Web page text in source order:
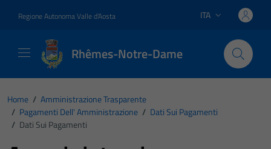
Regione Autonoma Valle d'Aosta Lingua attiva:
ITA
Rhêmes-Notre-Dame
Home / Amministrazione Trasparente
/ Pagamenti Dell' Amministrazione / Dati Sui Pagamenti
/ Dati Sui Pagamenti